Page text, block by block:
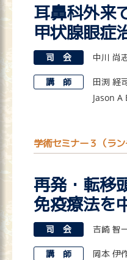
耳鼻科外来
甲状腺眼症
司 会 中川 尚
講 師
田渕 経
Jason A
学術セミナー３（ラ
再発・転移
免疫療法を
司 会 吉崎 智
講 師 岡本 伊